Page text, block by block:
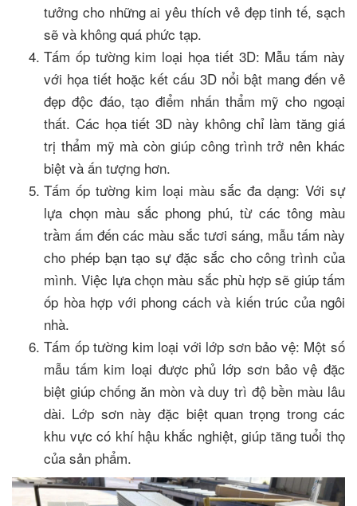
tưởng cho những ai yêu thích vẻ đẹp tinh tế, sạch
sẽ và không quá phức tạp.
Tấm ốp tường kim loại họa tiết 3D: Mẫu tấm này
với họa tiết hoặc kết cấu 3D nổi bật mang đến vẻ
đẹp độc đáo, tạo điểm nhấn thẩm mỹ cho ngoại
thất. Các họa tiết 3D này không chỉ làm tăng giá
trị thẩm mỹ mà còn giúp công trình trở nên khác
biệt và ấn tượng hơn.
Tấm ốp tường kim loại màu sắc đa dạng: Với sự
lựa chọn màu sắc phong phú, từ các tông màu
trầm ấm đến các màu sắc tươi sáng, mẫu tấm này
cho phép bạn tạo sự đặc sắc cho công trình của
mình. Việc lựa chọn màu sắc phù hợp sẽ giúp tấm
ốp hòa hợp với phong cách và kiến trúc của ngôi
nhà.
Tấm ốp tường kim loại với lớp sơn bảo vệ: Một số
mẫu tấm kim loại được phủ lớp sơn bảo vệ đặc
biệt giúp chống ăn mòn và duy trì độ bền màu lâu
dài. Lớp sơn này đặc biệt quan trọng trong các
khu vực có khí hậu khắc nghiệt, giúp tăng tuổi thọ
của sản phẩm.